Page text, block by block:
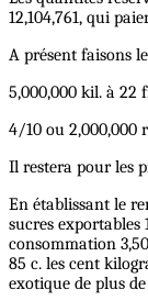
12,104,761, qui
A présent faisons
5,000,000 kil. à 22
4/10 ou 2,000,000
Il restera pour les
En établissant le
sucres
consommation
85 c. les cent
exotique de plus de